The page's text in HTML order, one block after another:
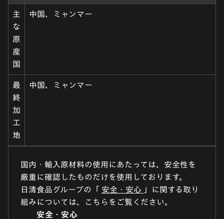
主
な
原
産
国
中国、ミャンマー
最
終
加
工
地
中国、ミャンマー
国内・輸入原材料の使用にあたっては、安全性を
厳重に確認したものだけを使用しております。
日清食品グループの「 安全・安心 」に関する取り
組みについては、こちらをご覧ください。
安全・安心